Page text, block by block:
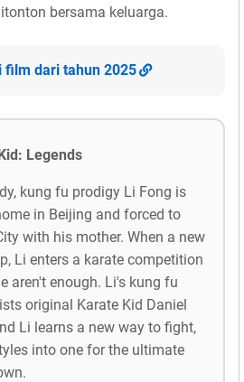
bersama keluarga.
film dari tahun 2025
Legends
kung fu prodigy Li Fong is
in Beijing and forced to
with his mother. When a new
Li enters a karate competition
aren't enough. Li's kung fu
original Karate Kid Daniel
Li learns a new way to fight,
into one for the ultimate